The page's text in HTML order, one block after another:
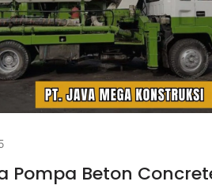
Pompa Beton